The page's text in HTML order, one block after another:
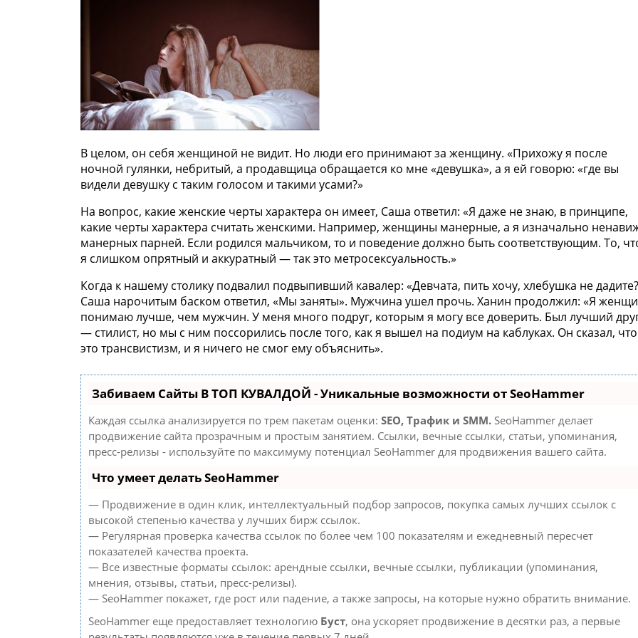
В целом, он себя женщиной не видит. Но люди его принимают за женщину. «Прихожу я после
ночной гулянки, небритый, а продавщица обращается ко мне «девушка», а я ей говорю: «где вы
видели девушку с таким голосом и такими усами?»
На вопрос, какие женские черты характера он имеет, Саша ответил: «Я даже не знаю, в принципе,
какие черты характера считать женскими. Например, женщины манерные, а я изначально
манерных парней. Если родился мальчиком, то и поведение должно быть соответствующим. То,
я слишком опрятный и аккуратный — так это метросексуальность.»
Когда к нашему столику подвалил подвыпивший кавалер: «Девчата, пить хочу, хлебушка не
Саша нарочитым баском ответил, «Мы заняты». Мужчина ушел прочь. Ханин продолжил: «Я
понимаю лучше, чем мужчин. У меня много подруг, которым я могу все доверить. Был лучший
— стилист, но мы с ним поссорились после того, как я вышел на подиум на каблуках. Он сказал, что
это трансвистизм, и я ничего не смог ему объяснить».
Забиваем Сайты В ТОП КУВАЛДОЙ - Уникальные возможности от SeoHammer
Каждая ссылка анализируется по трем пакетам оценки:SEO, Трафик и SMM. SeoHammer делает
продвижение сайта прозрачным и простым занятием. Ссылки, вечные ссылки, статьи, упоминания,
пресс-релизы - используйте по максимуму потенциал SeoHammer для продвижения вашего сайта.
Что умеет делать SeoHammer
— Продвижение в один клик, интеллектуальный подбор запросов, покупка самых лучших ссылок с
высокой степенью качества у лучших бирж ссылок.
— Регулярная проверка качества ссылок по более чем 100 показателям и ежедневный пересчет
показателей качества проекта.
— Все известные форматы ссылок: арендные ссылки, вечные ссылки, публикации (упоминания,
мнения, отзывы, статьи, пресс-релизы).
— SeoHammer покажет, где рост или падение, а также запросы, на которые нужно обратить внимание.
SeoHammer еще предоставляет технологию Буст, она ускоряет продвижение в десятки раз, а первые